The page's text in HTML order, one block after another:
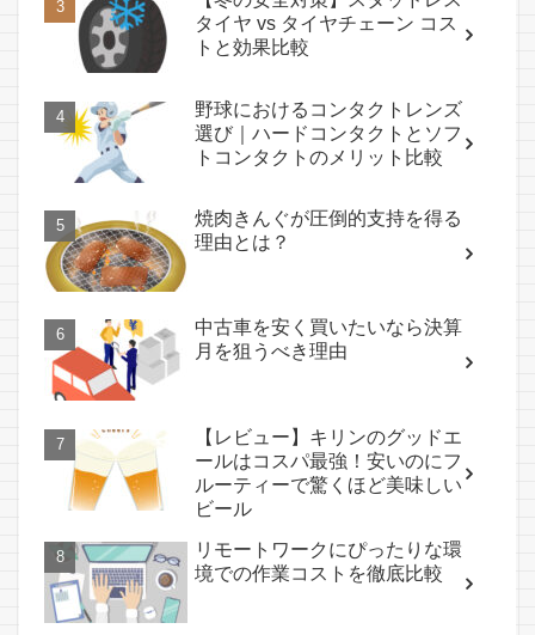
タイヤ vs タイヤチェーン コス
トと効果比較
野球におけるコンタクトレンズ
選び｜ハードコンタクトとソフ
トコンタクトのメリット比較
焼肉きんぐが圧倒的支持を得る
理由とは？
中古車を安く買いたいなら決算
月を狙うべき理由
【レビュー】キリンのグッドエ
ールはコスパ最強！安いのにフ
ルーティーで驚くほど美味しい
ビール
リモートワークにぴったりな環
境での作業コストを徹底比較